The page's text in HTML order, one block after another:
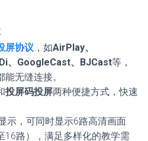
屏协议 ，如AirPlay、
、GoogleCast、BJCast等，
无缝连接。
投屏码投屏两种便捷方式，快速
示，可同时显示6路高清画面
16路），满足多样化的教学需